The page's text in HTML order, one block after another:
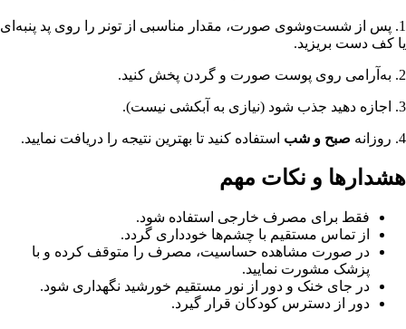
1. پس از شست‌وشوی صورت، مقدار مناسبی از تونر را روی پد پنبه‌ای
یا کف دست بریزید.
2. به‌آرامی روی پوست صورت و گردن پخش کنید.
3. اجازه دهید جذب شود (نیازی به آبکشی نیست).
4. روزانه صبح و شب استفاده کنید تا بهترین نتیجه را دریافت نمایید.
هشدارها و نکات مهم
فقط برای مصرف خارجی استفاده شود.
از تماس مستقیم با چشم‌ها خودداری گردد.
در صورت مشاهده حساسیت، مصرف را متوقف کرده و با
پزشک مشورت نمایید.
در جای خنک و دور از نور مستقیم خورشید نگهداری شود.
دور از دسترس کودکان قرار گیرد.